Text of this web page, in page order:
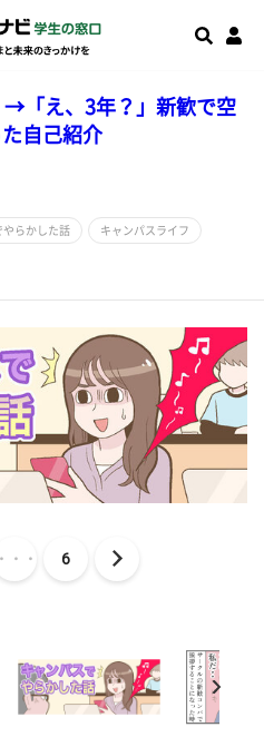
→「え、3年？」新歓で空
自己紹介
やらかした話 キャンパスライフ
・・・ 6